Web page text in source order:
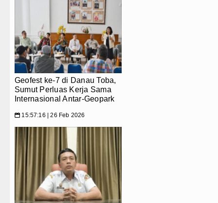
Geofest ke-7 di Danau Toba,
Sumut Perluas Kerja Sama
Internasional Antar-Geopark
📅 15:57:16 | 26 Feb 2026